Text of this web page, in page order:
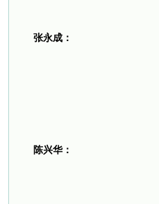
张永成：
陈兴华：